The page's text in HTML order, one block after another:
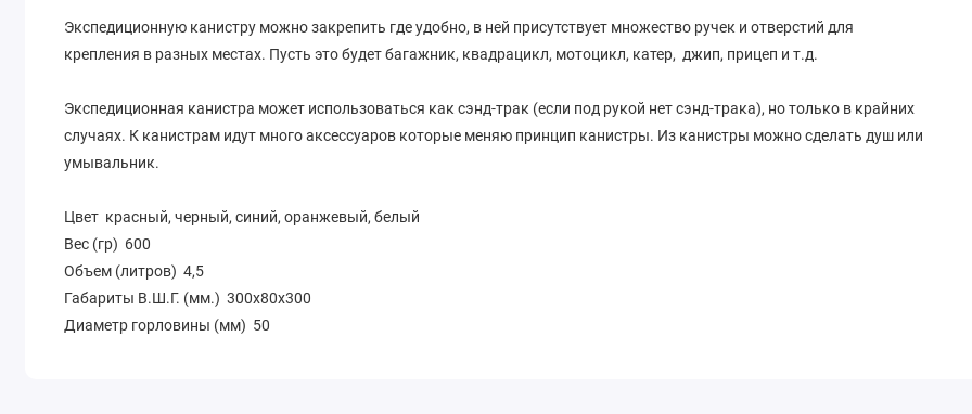
Экспедиционную канистру можно закрепить где удобно, в ней присутствует множество ручек и отверстий для
крепления в разных местах. Пусть это будет багажник, квадрацикл, мотоцикл, катер, джип, прицеп и т.д.
Экспедиционная канистра может использоваться как сэнд-трак (если под рукой нет сэнд-трака), но только в крайних
случаях. К канистрам идут много аксессуаров которые меняю принцип канистры. Из канистры можно сделать душ или
умывальник.
Цвет красный, черный, синий, оранжевый, белый
Вес (гр) 600
Объем (литров) 4,5
Габариты В.Ш.Г. (мм.) 300х80х300
Диаметр горловины (мм) 50